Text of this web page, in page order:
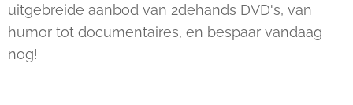
uitgebreide aanbod van 2dehands DVD's, van
humor tot documentaires, en bespaar vandaag
nog!